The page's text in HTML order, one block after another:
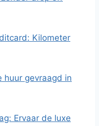
Kilometer
huur gevraagd in
Ervaar de luxe